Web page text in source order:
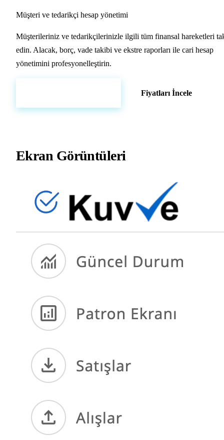
Müşteri ve tedarikçi hesap yönetimi
Müşterileriniz ve tedarikçilerinizle ilgili tüm finansal hareketleri
edin. Alacak, borç, vade takibi ve ekstre raporları ile cari hesap
yönetimini profesyonelleştirin.
Fiyatları İncele
Ekran Görüntüleri